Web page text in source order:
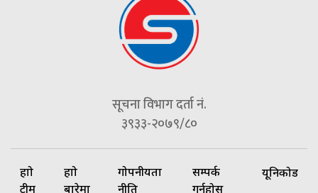
सूचना विभाग दर्ता नं.
३९३३-२०७९/८०
हाम्रो
टीम
हाम्रो
बारेमा
गोपनीयता
नीति
सम्पर्क
गर्नुहोस्
यूनिकोड